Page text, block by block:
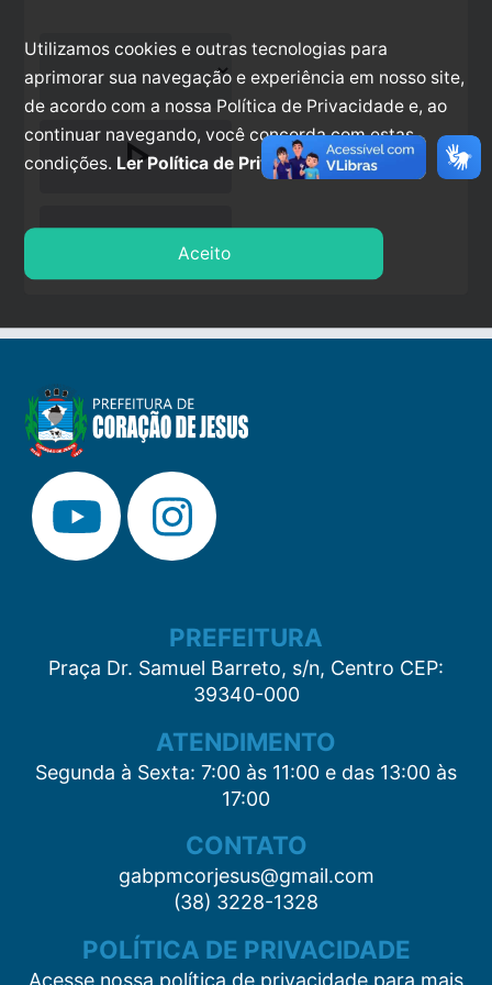
play_arrow
stop
PREFEITURA
Praça Dr. Samuel Barreto, s/n, Centro CEP:
39340-000
ATENDIMENTO
Segunda à Sexta: 7:00 às 11:00 e das 13:00 às
17:00
CONTATO
gabpmcorjesus@gmail.com
(38) 3228-1328
POLÍTICA DE PRIVACIDADE
Acesse nossa política de privacidade para mais
Utilizamos cookies e outras tecnologias para
aprimorar sua navegação e experiência em nosso site,
de acordo com a nossa Política de Privacidade e, ao
continuar navegando, você concorda com estas
condições. Ler Política de Privacidade.
Aceito